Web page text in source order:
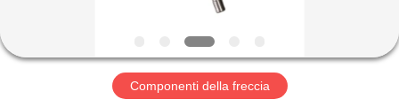
GIRO
Componenti della freccia